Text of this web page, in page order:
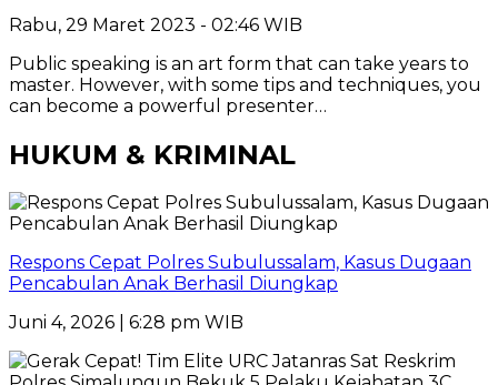
Rabu, 29 Maret 2023 - 02:46 WIB
Public speaking is an art form that can take years to
master. However, with some tips and techniques, you
can become a powerful presenter…
HUKUM & KRIMINAL
Respons Cepat Polres Subulussalam, Kasus Dugaan
Pencabulan Anak Berhasil Diungkap
Juni 4, 2026 | 6:28 pm WIB